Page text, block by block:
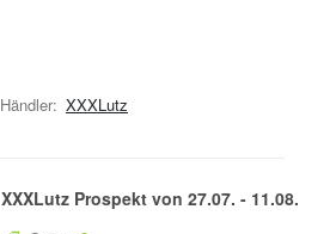
Händler: XXXLutz
XXXLutz Prospekt von 27.07. - 11.08.